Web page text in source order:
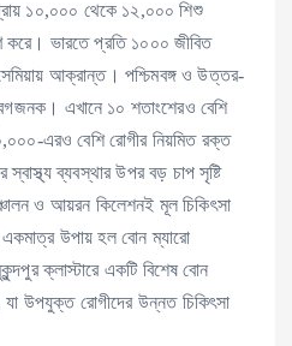
১০,০০০ থেকে ১২,০০০ শিশু
করে। ভারতে প্রতি ১০০০ জীবিত
আক্রান্ত। পশ্চিমবঙ্গ ও উত্তর-
এখানে ১০ শতাংশেরও বেশি
এরও বেশি রোগীর নিয়মিত রক্ত
ব্যবস্থার উপর বড় চাপ সৃষ্টি
ও আয়রন কিলেশনই মূল চিকিৎসা
একমাত্র উপায় হল বোন ম্যারো
ক্লাস্টারে একটি বিশেষ বোন
যা উপযুক্ত রোগীদের উন্নত চিকিৎসা